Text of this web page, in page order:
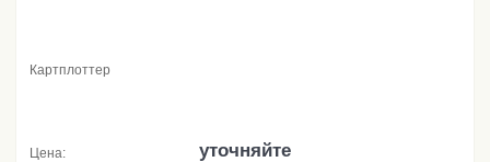
Картплоттер
Цена: уточняйте